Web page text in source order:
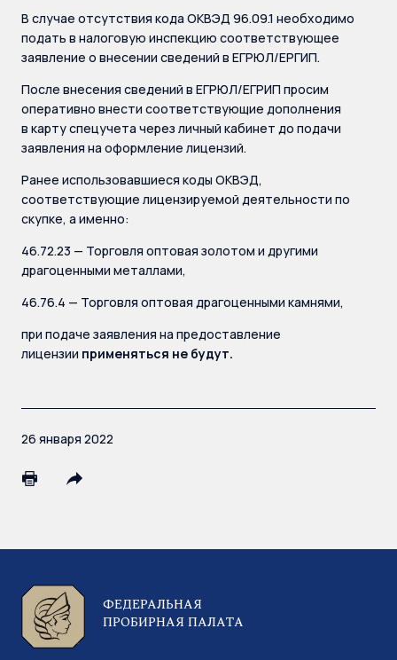
В случае отсутствия кода ОКВЭД 96.09.1 необходимо
подать в налоговую инспекцию соответствующее
заявление о внесении сведений в ЕГРЮЛ/ЕРГИП.
После внесения сведений в ЕГРЮЛ/ЕГРИП просим
оперативно внести соответствующие дополнения
в карту спецучета через личный кабинет до подачи
заявления на оформление лицензий.
Ранее использовавшиеся коды ОКВЭД,
соответствующие лицензируемой деятельности по
скупке, а именно:
46.72.23 — Торговля оптовая золотом и другими
драгоценными металлами,
46.76.4 — Торговля оптовая драгоценными камнями,
при подаче заявления на предоставление
лицензии применяться не будут.
26 января 2022
ФЕДЕРАЛЬНАЯ
ПРОБИРНАЯ ПАЛАТА